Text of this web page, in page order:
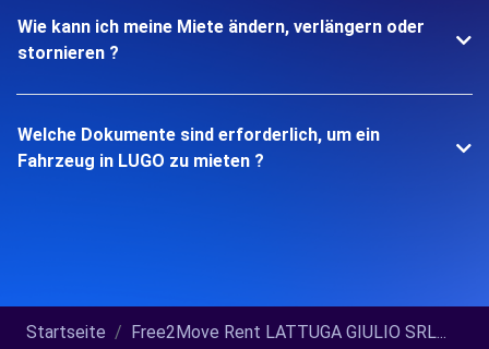
Wie kann ich meine Miete ändern, verlängern oder
stornieren ?
Welche Dokumente sind erforderlich, um ein
Fahrzeug in LUGO zu mieten ?
Startseite Free2Move Rent LATTUGA GIULIO SRL...